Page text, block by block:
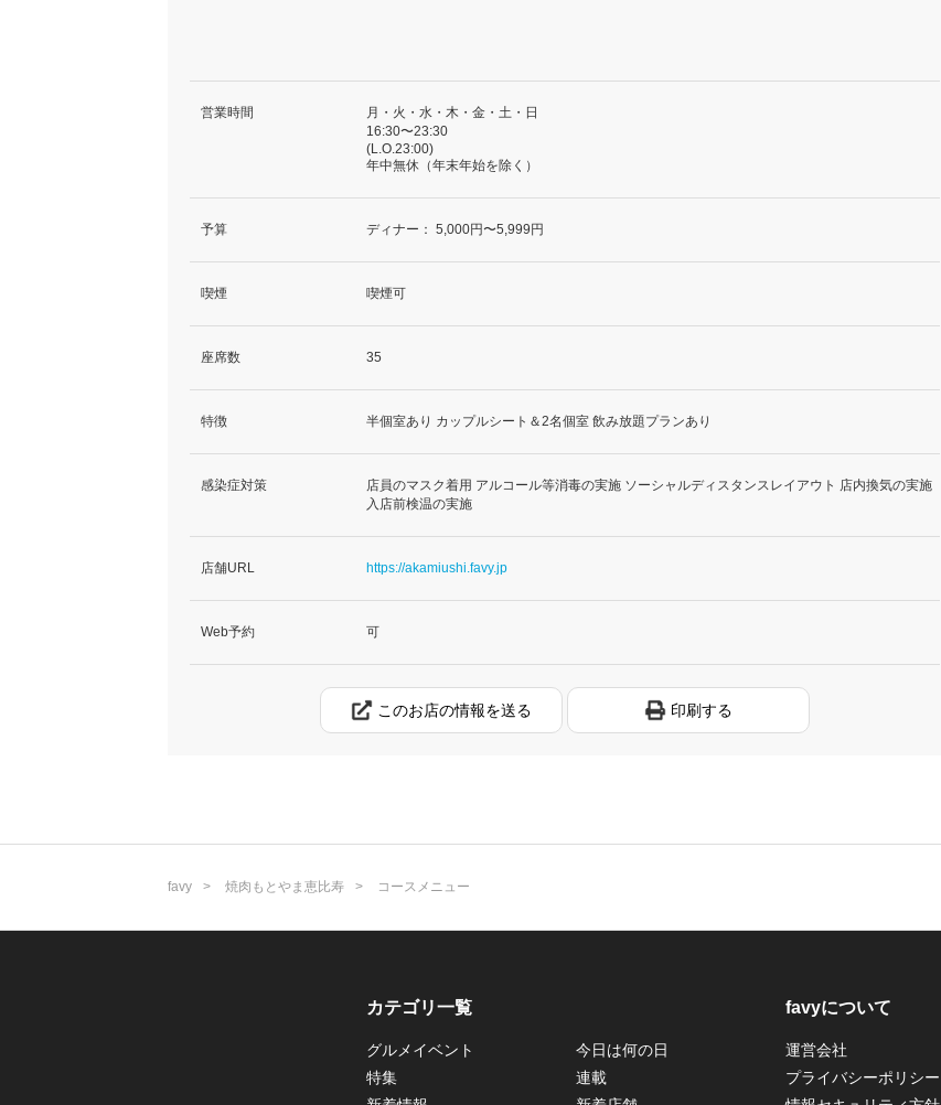
営業時間
月・火・水・木・金・土・日
16:30〜23:30
(L.O.23:00)
年中無休（年末年始を除く）
予算 ディナー： 5,000円〜5,999円
喫煙 喫煙可
座席数 35
特徴 半個室あり カップルシート＆2名個室 飲み放題プランあり
感染症対策
店員のマスク着用 アルコール等消毒の実施 ソーシャルディスタンスレイアウト 店内換気の実施
入店前検温の実施
店舗URL https://akamiushi.favy.jp
Web予約 可
このお店の情報を送る 印刷する
favy 焼肉もとやま恵比寿 コースメニュー
カテゴリ一覧
グルメイベント
今日は何の日
特集
連載
favyについて
運営会社
プライバシーポリシー